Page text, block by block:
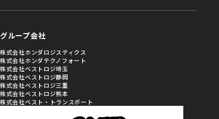
グループ会社
株式会社ホンダロジスティクス
株式会社ホンダテクノフォート
株式会社ベストロジ埼玉
株式会社ベストロジ静岡
株式会社ベストロジ三重
株式会社ベストロジ熊本
株式会社ベスト・トランスポート